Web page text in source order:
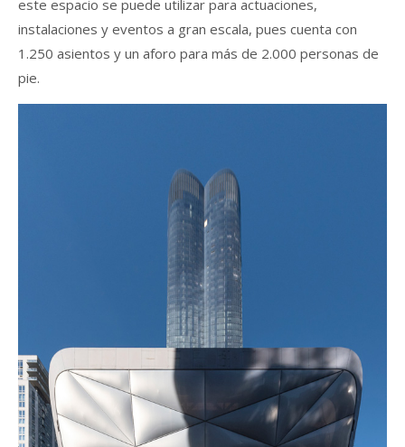
este espacio se puede utilizar para actuaciones,
instalaciones y eventos a gran escala, pues cuenta con
1.250 asientos y un aforo para más de 2.000 personas de
pie.